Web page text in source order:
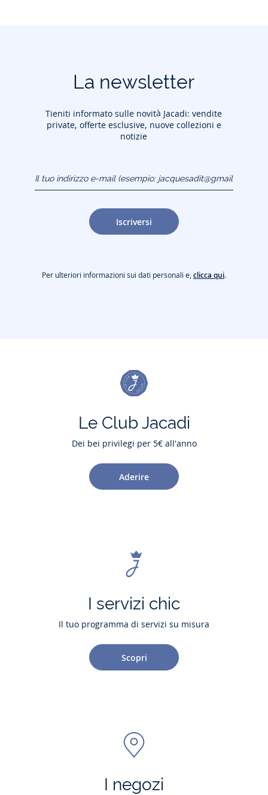
La newsletter
Tieniti informato sulle novità Jacadi: vendite
private, offerte esclusive, nuove collezioni e
notizie
(esempio:
jacquesadit@gmail.com)
Iscriversi
Per ulteriori informazioni sui dati personali e,clicca qui.
Le Club Jacadi
Dei bei privilegi per 5€ all'anno
Aderire
I servizi chic
Il tuo programma di servizi su misura
Scopri
I negozi